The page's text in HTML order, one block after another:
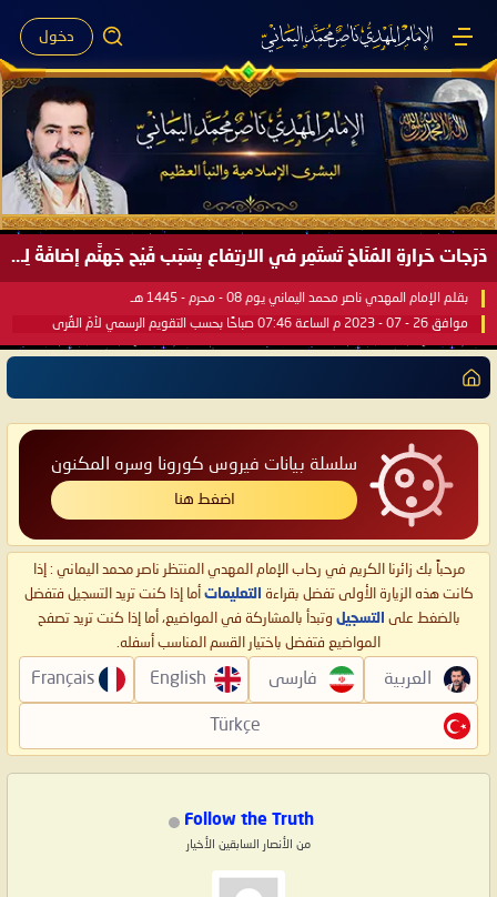
دخول
دَرَجات حَرارةِ المُنَاخ تَستَمِر في الارتِفاع بِسَبَب فَيْح جَهنَّم إضافَةً لِحرارةِ الشَّمس في مُحكَم القُرآن العَظيم ..
بقلم الإمام المهدي ناصر محمد اليماني يوم 08 - محرم - 1445 هـ
موافق 26 - 07 - 2023 م الساعة 07:46 صباحًا بحسب التقويم الرسمي لأمّ القُرى
سلسلة بيانات فيروس كورونا وسره المكنون
اضغط هنا
مرحباً بك زائرنا الكريم في رحاب الإمام المهدي المنتظر ناصر محمد اليماني : إذا
كانت هذه الزيارة الأولى تفضل بقراءة التعليمات أما إذا كنت تريد التسجيل فتفضل
بالضغط على التسجيل وتبدأ بالمشاركة في المواضيع، أما إذا كنت تريد تصفح
المواضيع فتفضل باختيار القسم المناسب أسفله.
العربية فارسی English
Français
Türkçe
Follow the Truth
من الأنصار السابقين الأخيار